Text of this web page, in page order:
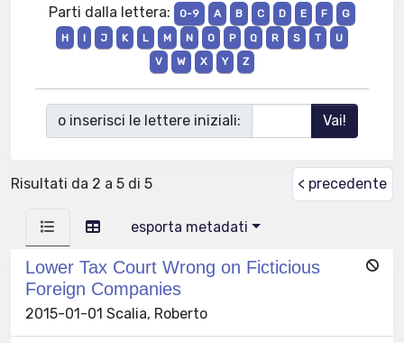
Parti dalla lettera: 0-9 A B C D E F
G
H
I J K L M N O P Q R S T
U
V
W X Y Z
o inserisci le lettere iniziali:
Risultati da 2 a 5 di 5 < precedente
esporta metadati
Lower Tax Court Wrong on Ficticious
Foreign Companies
2015-01-01 Scalia, Roberto